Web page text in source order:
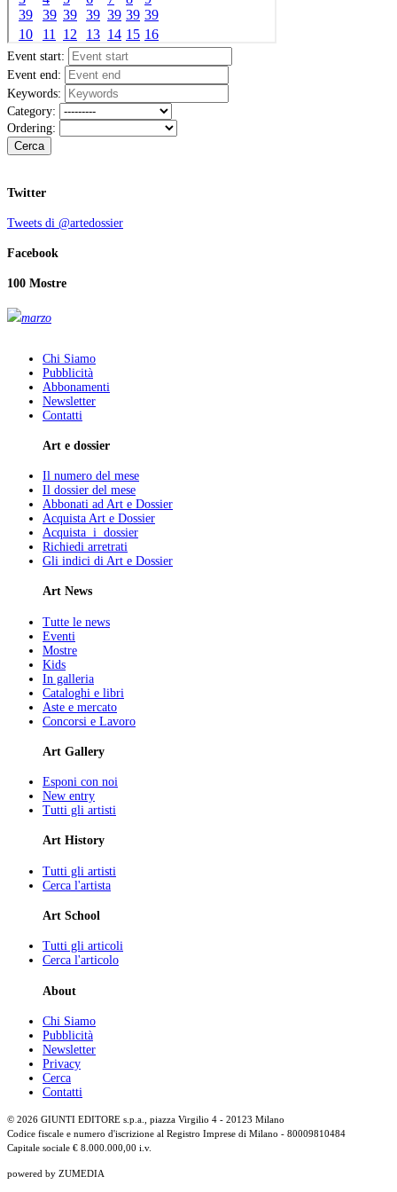
Event start:
Event end:
Keywords:
Category:
Ordering:
Cerca
Twitter
Tweets di @artedossier
Facebook
100 Mostre
marzo
Chi Siamo
Pubblicità
Abbonamenti
Newsletter
Contatti
Art e dossier
Il numero del mese
Il dossier del mese
Abbonati ad Art e Dossier
Acquista Art e Dossier
Acquista i dossier
Richiedi arretrati
Gli indici di Art e Dossier
Art News
Tutte le news
Eventi
Mostre
Kids
In galleria
Cataloghi e libri
Aste e mercato
Concorsi e Lavoro
Art Gallery
Esponi con noi
New entry
Tutti gli artisti
Art History
Tutti gli artisti
Cerca l'artista
Art School
Tutti gli articoli
Cerca l'articolo
About
Chi Siamo
Pubblicità
Newsletter
Privacy
Cerca
Contatti
© 2026 GIUNTI EDITORE s.p.a., piazza Virgilio 4 - 20123 Milano
Codice fiscale e numero d'iscrizione al Registro Imprese di Milano - 80009810484
Capitale sociale € 8.000.000,00 i.v.
powered by ZUMEDIA